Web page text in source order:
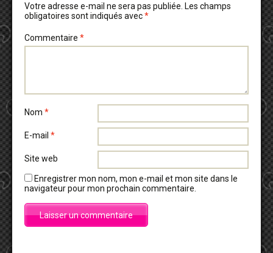
Votre adresse e-mail ne sera pas publiée. Les champs
obligatoires sont indiqués avec*
Commentaire *
Nom *
E-mail *
Site web
Enregistrer mon nom, mon e-mail et mon site dans le
navigateur pour mon prochain commentaire.